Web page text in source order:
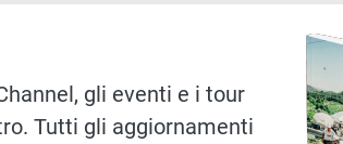
gli eventi e i tour
Tutti gli aggiornamenti